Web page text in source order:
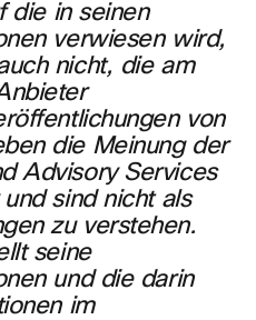
die in seinen
verwiesen wird,
nicht, die am
von
die Meinung der
Advisory Services
sind nicht als
zu verstehen.
seine
und die darin
im